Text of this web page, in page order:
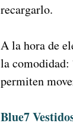
recargarlo.
A la hora de
la comodidad:
permiten
Blue7